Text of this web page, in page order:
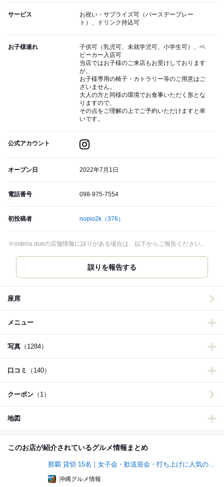
サービス
お祝い・サプライズ可（バースデープレー
ト）、ドリンク持込可
お子様連れ
子供可（乳児可、未就学児可、小学生可）、ベ
ビーカー入店可
当店ではお子様のご来店もお受けしております
が、
お子様専用の椅子・カトラリー等のご用意はご
ざいません。
大人の方と同様の環境でお食事いただく形とな
りますので、
その点をご理解の上でご予約いただけますと幸
いです。
公式アカウント
オープン日 2022年7月1日
電話番号 098-975-7554
初投稿者 nopio2k （376）
※osteria dueの店舗情報に誤りがある場合は、以下からご報告ください。
誤りを報告する
座席
メニュー
写真 （1284）
口コミ （140）
クーポン （1）
地図
このお店が紹介されているグルメ情報まとめ
那覇 貸切 15名｜女子会・歓送迎会・打ち上げに人気の...
沖縄グルメ情報